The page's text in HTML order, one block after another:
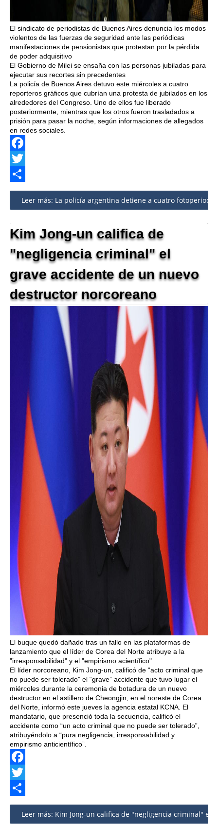
El sindicato de periodistas de Buenos Aires denuncia los modos
violentos de las fuerzas de seguridad ante las periódicas
manifestaciones de pensionistas que protestan por la pérdida
de poder adquisitivo
El Gobierno de Milei se ensaña con las personas jubiladas para
ejecutar sus recortes sin precedentes
La policía de Buenos Aires detuvo este miércoles a cuatro
reporteros gráficos que cubrían una protesta de jubilados en los
alrededores del Congreso. Uno de ellos fue liberado
posteriormente, mientras que los otros fueron trasladados a
prisión para pasar la noche, según informaciones de allegados
en redes sociales.
Facebook
Twitter
Share
Leer más: La policía argentina detiene a cuatro
Kim Jong-un califica de
"negligencia criminal" el
grave accidente de un nuevo
destructor norcoreano
El buque quedó dañado tras un fallo en las plataformas de
lanzamiento que el líder de Corea del Norte atribuye a la
"irresponsabilidad" y el "empirismo acientífico"
El líder norcoreano, Kim Jong-un, calificó de “acto criminal que
no puede ser tolerado” el “grave” accidente que tuvo lugar el
miércoles durante la ceremonia de botadura de un nuevo
destructor en el astillero de Cheongjin, en el noreste de Corea
del Norte, informó este jueves la agencia estatal KCNA. El
mandatario, que presenció toda la secuencia, calificó el
accidente como “un acto criminal que no puede ser tolerado”,
atribuyéndolo a “pura negligencia, irresponsabilidad y
empirismo anticientífico”.
Facebook
Twitter
Share
Leer más: Kim Jong-un califica de "negligencia criminal"